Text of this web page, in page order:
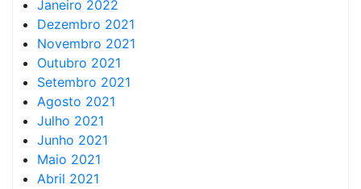
Janeiro 2022
Dezembro 2021
Novembro 2021
Outubro 2021
Setembro 2021
Agosto 2021
Julho 2021
Junho 2021
Maio 2021
Abril 2021